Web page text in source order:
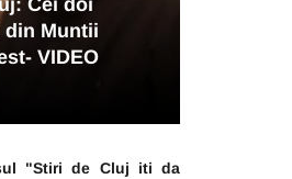
Muntii
VIDEO
"Stiri de Cluj iti da